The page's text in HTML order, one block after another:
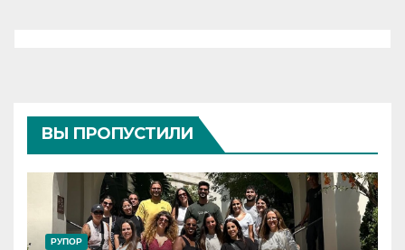
ВЫ ПРОПУСТИЛИ
РУПОР